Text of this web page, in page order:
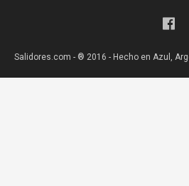
Salidores.com - ® 2016 - Hecho en Azul,